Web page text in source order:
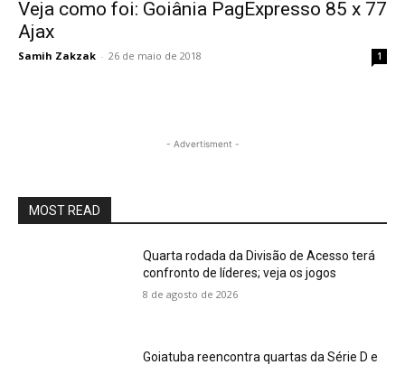
Veja como foi: Goiânia PagExpresso 85 x 77
Ajax
Samih Zakzak - 26 de maio de 2018 1
- Advertisment -
MOST READ
Quarta rodada da Divisão de Acesso terá
confronto de líderes; veja os jogos
8 de agosto de 2026
Goiatuba reencontra quartas da Série D e